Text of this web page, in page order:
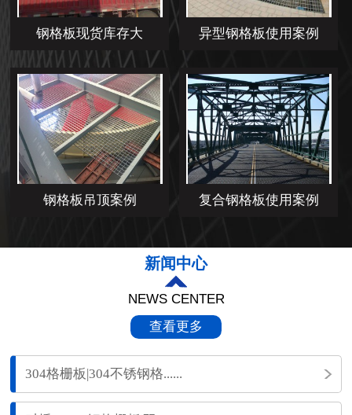
钢格板现货库存大 异型钢格板使用案例
钢格板吊顶案例 复合钢格板使用案例
新闻中心
NEWS CENTER
查看更多
304格栅板|304不锈钢格......